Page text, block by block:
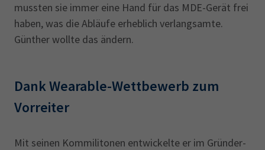
mussten sie immer eine Hand für das MDE-Gerät frei
haben, was die Abläufe erheblich verlangsamte.
Günther wollte das ändern.
Dank Wearable-Wettbewerb zum
Vorreiter
Mit seinen Kommilitonen entwickelte er im Gründer-